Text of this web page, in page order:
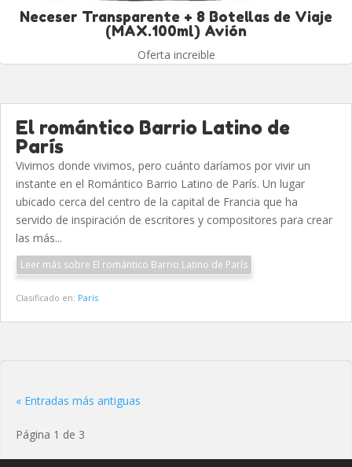
Neceser Transparente + 8 Botellas de Viaje
(MAX.100ml) Avión
Oferta increible
El romántico Barrio Latino de
París
Vivimos donde vivimos, pero cuánto daríamos por vivir un
instante en el Romántico Barrio Latino de París. Un lugar
ubicado cerca del centro de la capital de Francia que ha
servido de inspiración de escritores y compositores para crear
las más...
Leer más sobre El romántico Barrio Latino de París
Clasificado en: París
« Entradas más antiguas
Página 1 de 3